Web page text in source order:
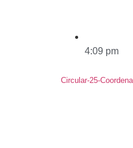
4:09 pm
Circular-25-